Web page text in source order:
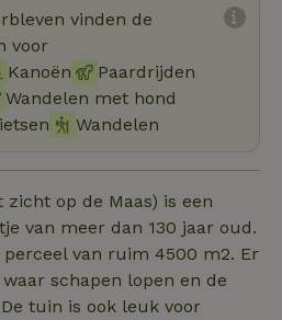
vinden de
voor
Kanoën
Paardrijden
Wandelen met hond
Wandelen
op de Maas) is een
van meer dan 130 jaar oud.
van ruim 4500 m2. Er
schapen lopen en de
tuin is ook leuk voor